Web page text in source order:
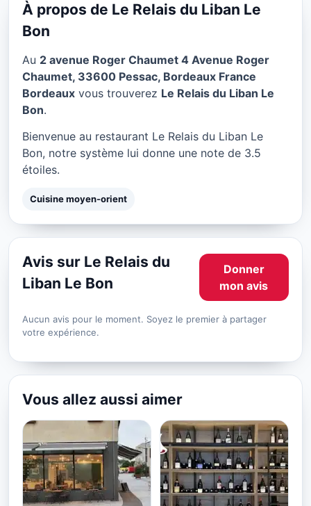
CUISINE MOYEN-ORIENT
Bordeaux
★ 3.5/5
À propos de Le Relais du Liban Le
Bon
Au 2 avenue Roger Chaumet 4 Avenue Roger
Chaumet, 33600 Pessac, Bordeaux France
Bordeaux vous trouverez Le Relais du Liban Le
Bon.
Bienvenue au restaurant Le Relais du Liban Le
Bon, notre système lui donne une note de 3.5
étoiles.
Cuisine moyen-orient
Avis sur Le Relais du
Liban Le Bon
Donner
mon avis
Aucun avis pour le moment. Soyez le premier à partager
votre expérience.
Vous allez aussi aimer